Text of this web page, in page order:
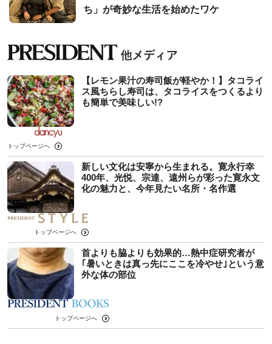
ち」が奇妙な生活を始めたワケ
【レモン果汁の寿司飯が軽やか！】タコライ
ス風ちらし寿司は、タコライスをつくるより
も簡単で美味しい!?
トップページへ
新しい文化は安寧から生まれる。寛永行幸
400年、光悦、宗達、遠州らが彩った寛永文
化の魅力と、今年見たい名所・名作選
トップページへ
首よりも脇よりも効果的…熱中症研究者が
｢暑いときは真っ先にここを冷やせ｣という意
外な体の部位
トップページへ